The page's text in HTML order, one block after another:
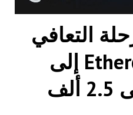
التعافي
الحالية لـ Ethereum إلى
وصول ETH إلى 2.5 ألف